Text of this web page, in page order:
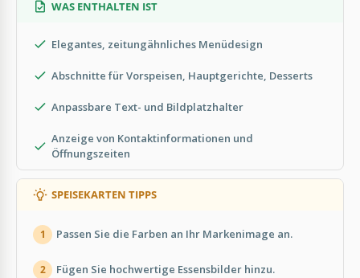
WAS ENTHALTEN IST
Elegantes, zeitungähnliches Menüdesign
Abschnitte für Vorspeisen, Hauptgerichte, Desserts
Anpassbare Text- und Bildplatzhalter
Anzeige von Kontaktinformationen und
Öffnungszeiten
SPEISEKARTEN TIPPS
1 Passen Sie die Farben an Ihr Markenimage an.
2 Fügen Sie hochwertige Essensbilder hinzu.